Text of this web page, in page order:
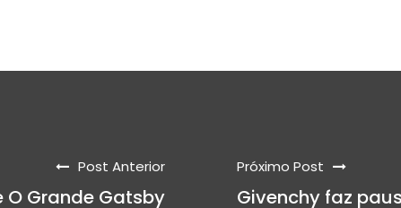
Post Anterior
O Grande Gatsby
Próximo Post
Givenchy faz